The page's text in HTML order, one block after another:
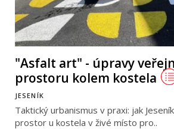
"Asfalt art" - úpravy
prostoru kolem kostela
JESENÍK
Taktický urbanismus v praxi: jak
prostor u kostela v živé místo pro..